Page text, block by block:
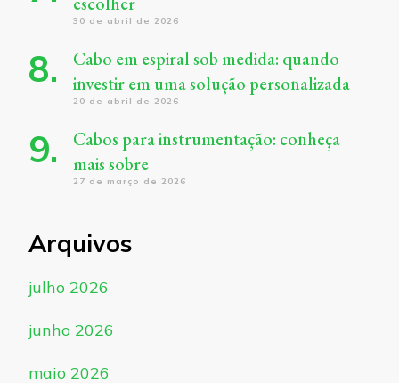
30 de abril de 2026
Cabo em espiral sob medida: quando
investir em uma solução personalizada
20 de abril de 2026
Cabos para instrumentação: conheça
mais sobre
27 de março de 2026
Arquivos
julho 2026
junho 2026
maio 2026